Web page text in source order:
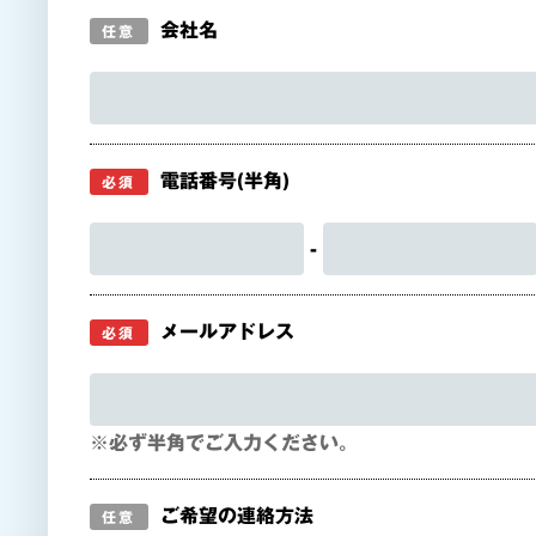
任意 会社名
必須 電話番号(半角)
-
必須 メールアドレス
※必ず半角でご入力ください。
任意 ご希望の連絡方法